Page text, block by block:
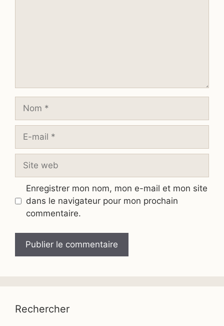
Nom
Site
Enregistrer mon nom, mon e-mail et mon site
dans le navigateur pour mon prochain
commentaire.
Rechercher